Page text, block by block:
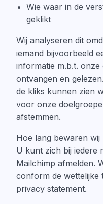
Wie waar in de
geklikt
Wij analyseren dit
iemand bijvoorbeeld
informatie m.b.t.
ontvangen en
de kliks kunnen zien
voor onze
afstemmen.
Hoe lang bewaren wij
U kunt zich bij iedere
Mailchimp afmelden.
conform de wettelijke
privacy statement.